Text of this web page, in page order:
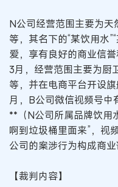
N公司经营范围主要为
等，其名下的“某饮用水
爱，享有良好的商业信
3月，经营范围主要为厨
等，并在电商平台开设
月，B公司微信视频号中
**（N公司所属品牌饮用
啊到垃圾桶里面来”，视
公司的案涉行为构成商业
【裁判内容】